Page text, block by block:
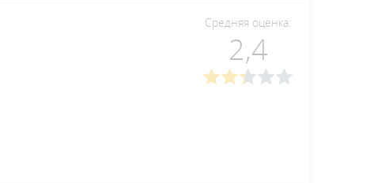
Средняя оценка:
2,4